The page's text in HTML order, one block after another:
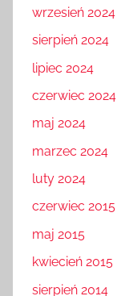
wrzesień 2024
sierpień 2024
lipiec 2024
czerwiec 2024
maj 2024
marzec 2024
luty 2024
czerwiec 2015
maj 2015
kwiecień 2015
sierpień 2014